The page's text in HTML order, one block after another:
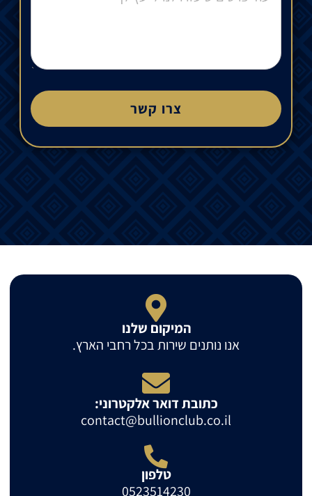
צרו קשר
המיקום שלנו
אנו נותנים שירות בכל רחבי הארץ.
כתובת דואר אלקטרוני:
contact@bullionclub.co.il
טלפון
0523514230